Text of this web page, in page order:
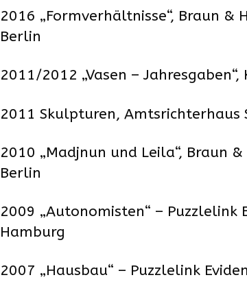
2016 „Formverhältnisse“, Braun
Berlin
2011/2012 „Vasen –
2011 Skulpturen, Amtsrichterhaus
2010 „Madjnun und Leila“, Braun
Berlin
2009 „Autonomisten“ – Puzzlelink
Hamburg
2007 „Hausbau“ – Puzzlelink